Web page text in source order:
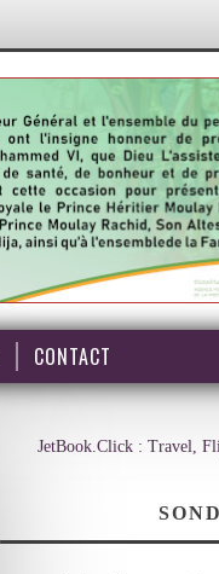
CONTACT
JetBook.Click : Travel,